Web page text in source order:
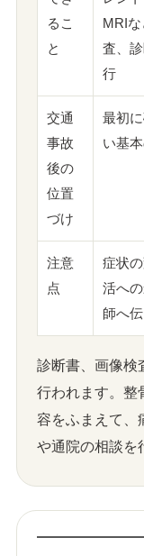
るこ
と
MRI
査、
行
交通
事故
後の
位置
づけ
最初
い基
注意
点
症状
活へ
師へ
診断書、画像検
行われます。整
容をふまえて、
や通院の相談を